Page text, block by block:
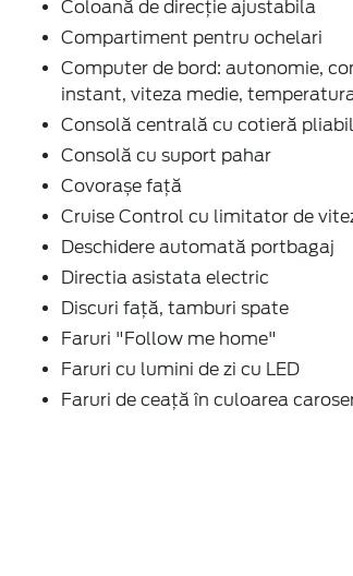
Coloană de direcţie ajustabila
Compartiment pentru ochelari
Computer de bord: autonomie,
instant, viteza medie,
Consolă centrală cu cotieră
Consolă cu suport pahar
Covorașe față
Cruise Control cu limitator de
Deschidere automată portbagaj
Directia asistata electric
Discuri faţă, tamburi spate
Faruri "Follow me home"
Faruri cu lumini de zi cu LED
Faruri de ceaţă în culoarea